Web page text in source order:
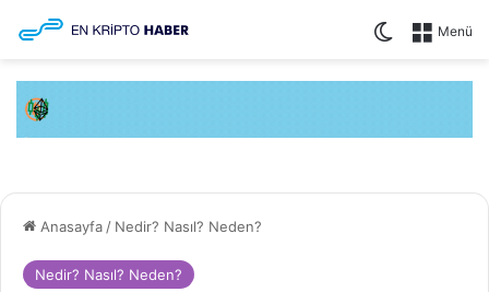
Menü
Dış
Anasayfa / Nedir? Nasıl? Neden?
Nedir? Nasıl? Neden?